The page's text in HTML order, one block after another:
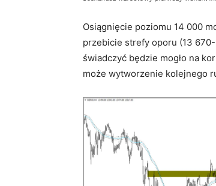
Osiągnięcie poziomu 14 000
przebicie strefy oporu (13
świadczyć będzie mogło na
może wytworzenie kolejnego